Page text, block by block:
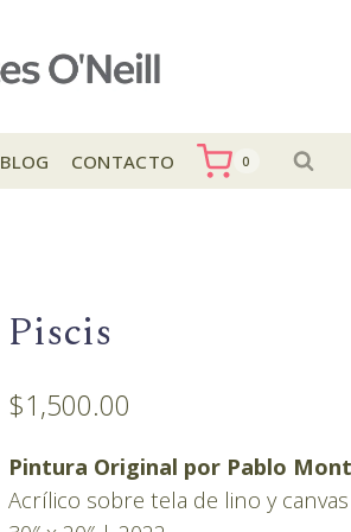
BLOG CONTACTO 0
Piscis
$1,500.00
Pintura Original por Pablo
Acrílico sobre tela de lino y